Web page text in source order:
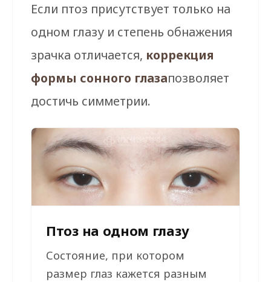
Если птоз присутствует только на
одном глазу и степень обнажения
зрачка отличается, коррекция
формы сонного глазапозволяет
достичь симметрии.
Птоз на одном глазу
Состояние, при котором
размер глаз кажется разным